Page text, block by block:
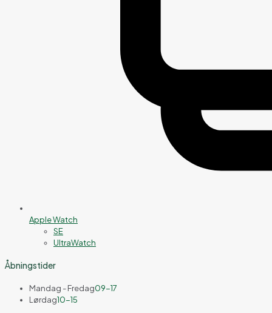
Apple Watch
SE
UltraWatch
Åbningstider
Mandag - Fredag09-17
Lørdag10-15